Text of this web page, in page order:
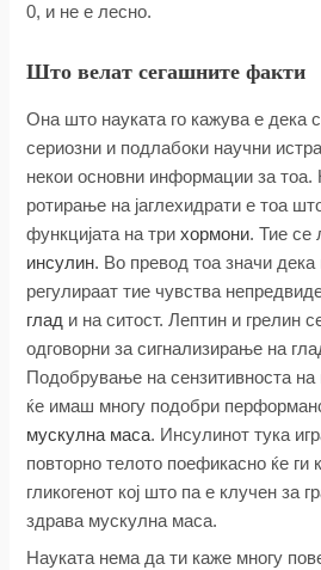
0, и не е лесно.
Што велат сегашните факти
Она што науката го кажува е дека
сериозни и подлабоки научни
некои основни информации за тоа.
ротирање на јаглехидрати е тоа
функцијата на трихормони. Тие се
инсулин. Во превод тоа значи дека
регулираат тие чувства
глад и на ситост. Лептин и грелин
одговорни за сигнализирање на
Подобрување на сензитивноста на
ќе имаш многу подобри
мускулна маса. Инсулинот тука
повторно телото поефикасно ќе ги
гликогенот кој што па е клучен за
здрава мускулна маса.
Науката нема да ти каже многу